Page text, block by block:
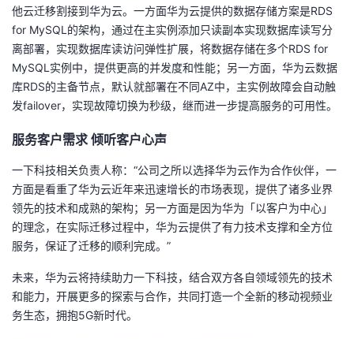
他云迁移割接到华为云。一方面华为云提供的数据存储方案是RDS
for MySQL的架构，通过在主实例添加只读副本实现数据库读写分
离部署，实现数据库读访问弹性扩展，将数据存储在多个RDS for
MySQL实例中，提供更高的并发度和性能；另一方面，华为云数据
库RDS的主备节点，默认就部署在不同AZ中，主实例故障会自动触
发failover，实现故障切换为秒级，继而进一步提高服务的可用性。
服务客户需求 倾听客户心声
一下科技相关负责人称：“公司之所以选择华为云作为合作伙伴，一
方面是看重了华为云近年来迅速增长的市场表现，提供了诸多业界
领先的技术和成熟的架构；另一方面是因为华为「以客户为中心」
的理念，在实际迁移过程中，华为云提供了有力技术支撑和全方位
服务，保证了迁移的顺利完成。”
未来，华为云将持续助力一下科技，结合双方各自领域领先的技术
和能力，开展更多的探索与合作，共同打造一个全新的移动视频业
务生态，拥抱5G新时代。